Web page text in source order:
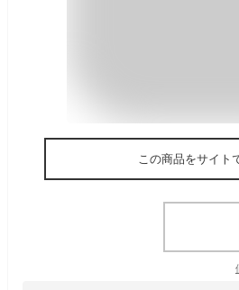
この商品をサイト